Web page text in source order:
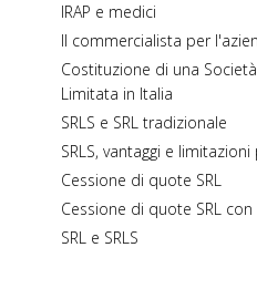
IRAP e medici
Il commercialista per
Costituzione di una
Limitata in Italia
SRLS e SRL tradizionale
SRLS, vantaggi e
Cessione di quote SRL
Cessione di quote SRL
SRL e SRLS